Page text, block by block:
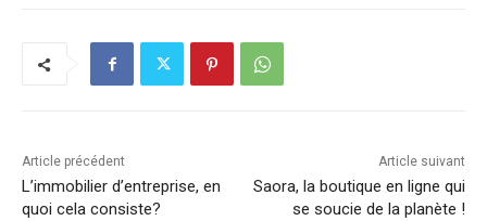
Article précédent
L’immobilier d’entreprise, en
quoi cela consiste?
Article suivant
Saora, la boutique en ligne qui
se soucie de la planète !